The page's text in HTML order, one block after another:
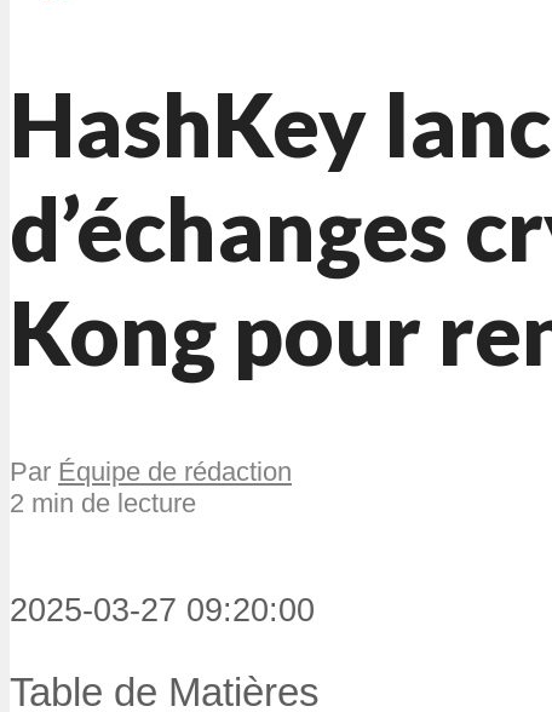
HashKey
d’échanges
Kong pour
Par Équipe de rédaction
2 min de lecture
2025-03-27 09:20:00
Table de Matières